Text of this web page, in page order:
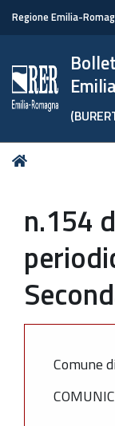
Regione Emilia-
Tu
n.154
Comune